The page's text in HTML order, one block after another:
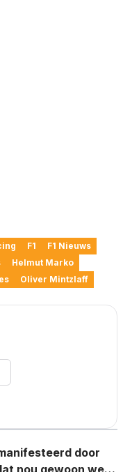
F1
F1 Nieuws
Helmut Marko
Oliver Mintzlaff
door